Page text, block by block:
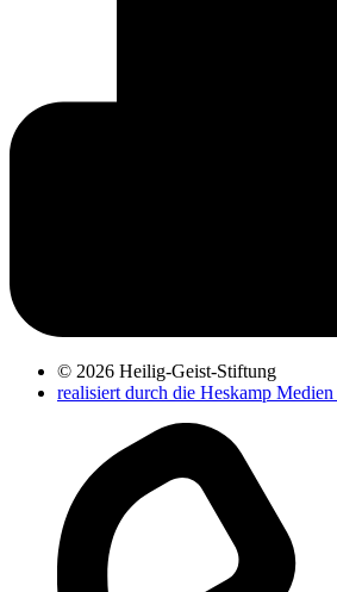
© 2026 Heilig-Geist-Stiftung
realisiert durch die Heskamp